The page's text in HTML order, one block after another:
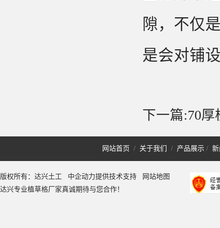
隙，不仅
是会对铺
下一篇:70
网站首页 / 关于我们 / 产品展示 /
版权所有：达兴土工 中企动力提供技术支持
网站地图
达兴专业植草格厂家真诚期待与您合作！